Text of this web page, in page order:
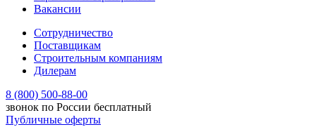
Вакансии
Сотрудничество
Поставщикам
Строительным компаниям
Дилерам
8 (800) 500-88-00
звонок по России бесплатный
Публичные оферты